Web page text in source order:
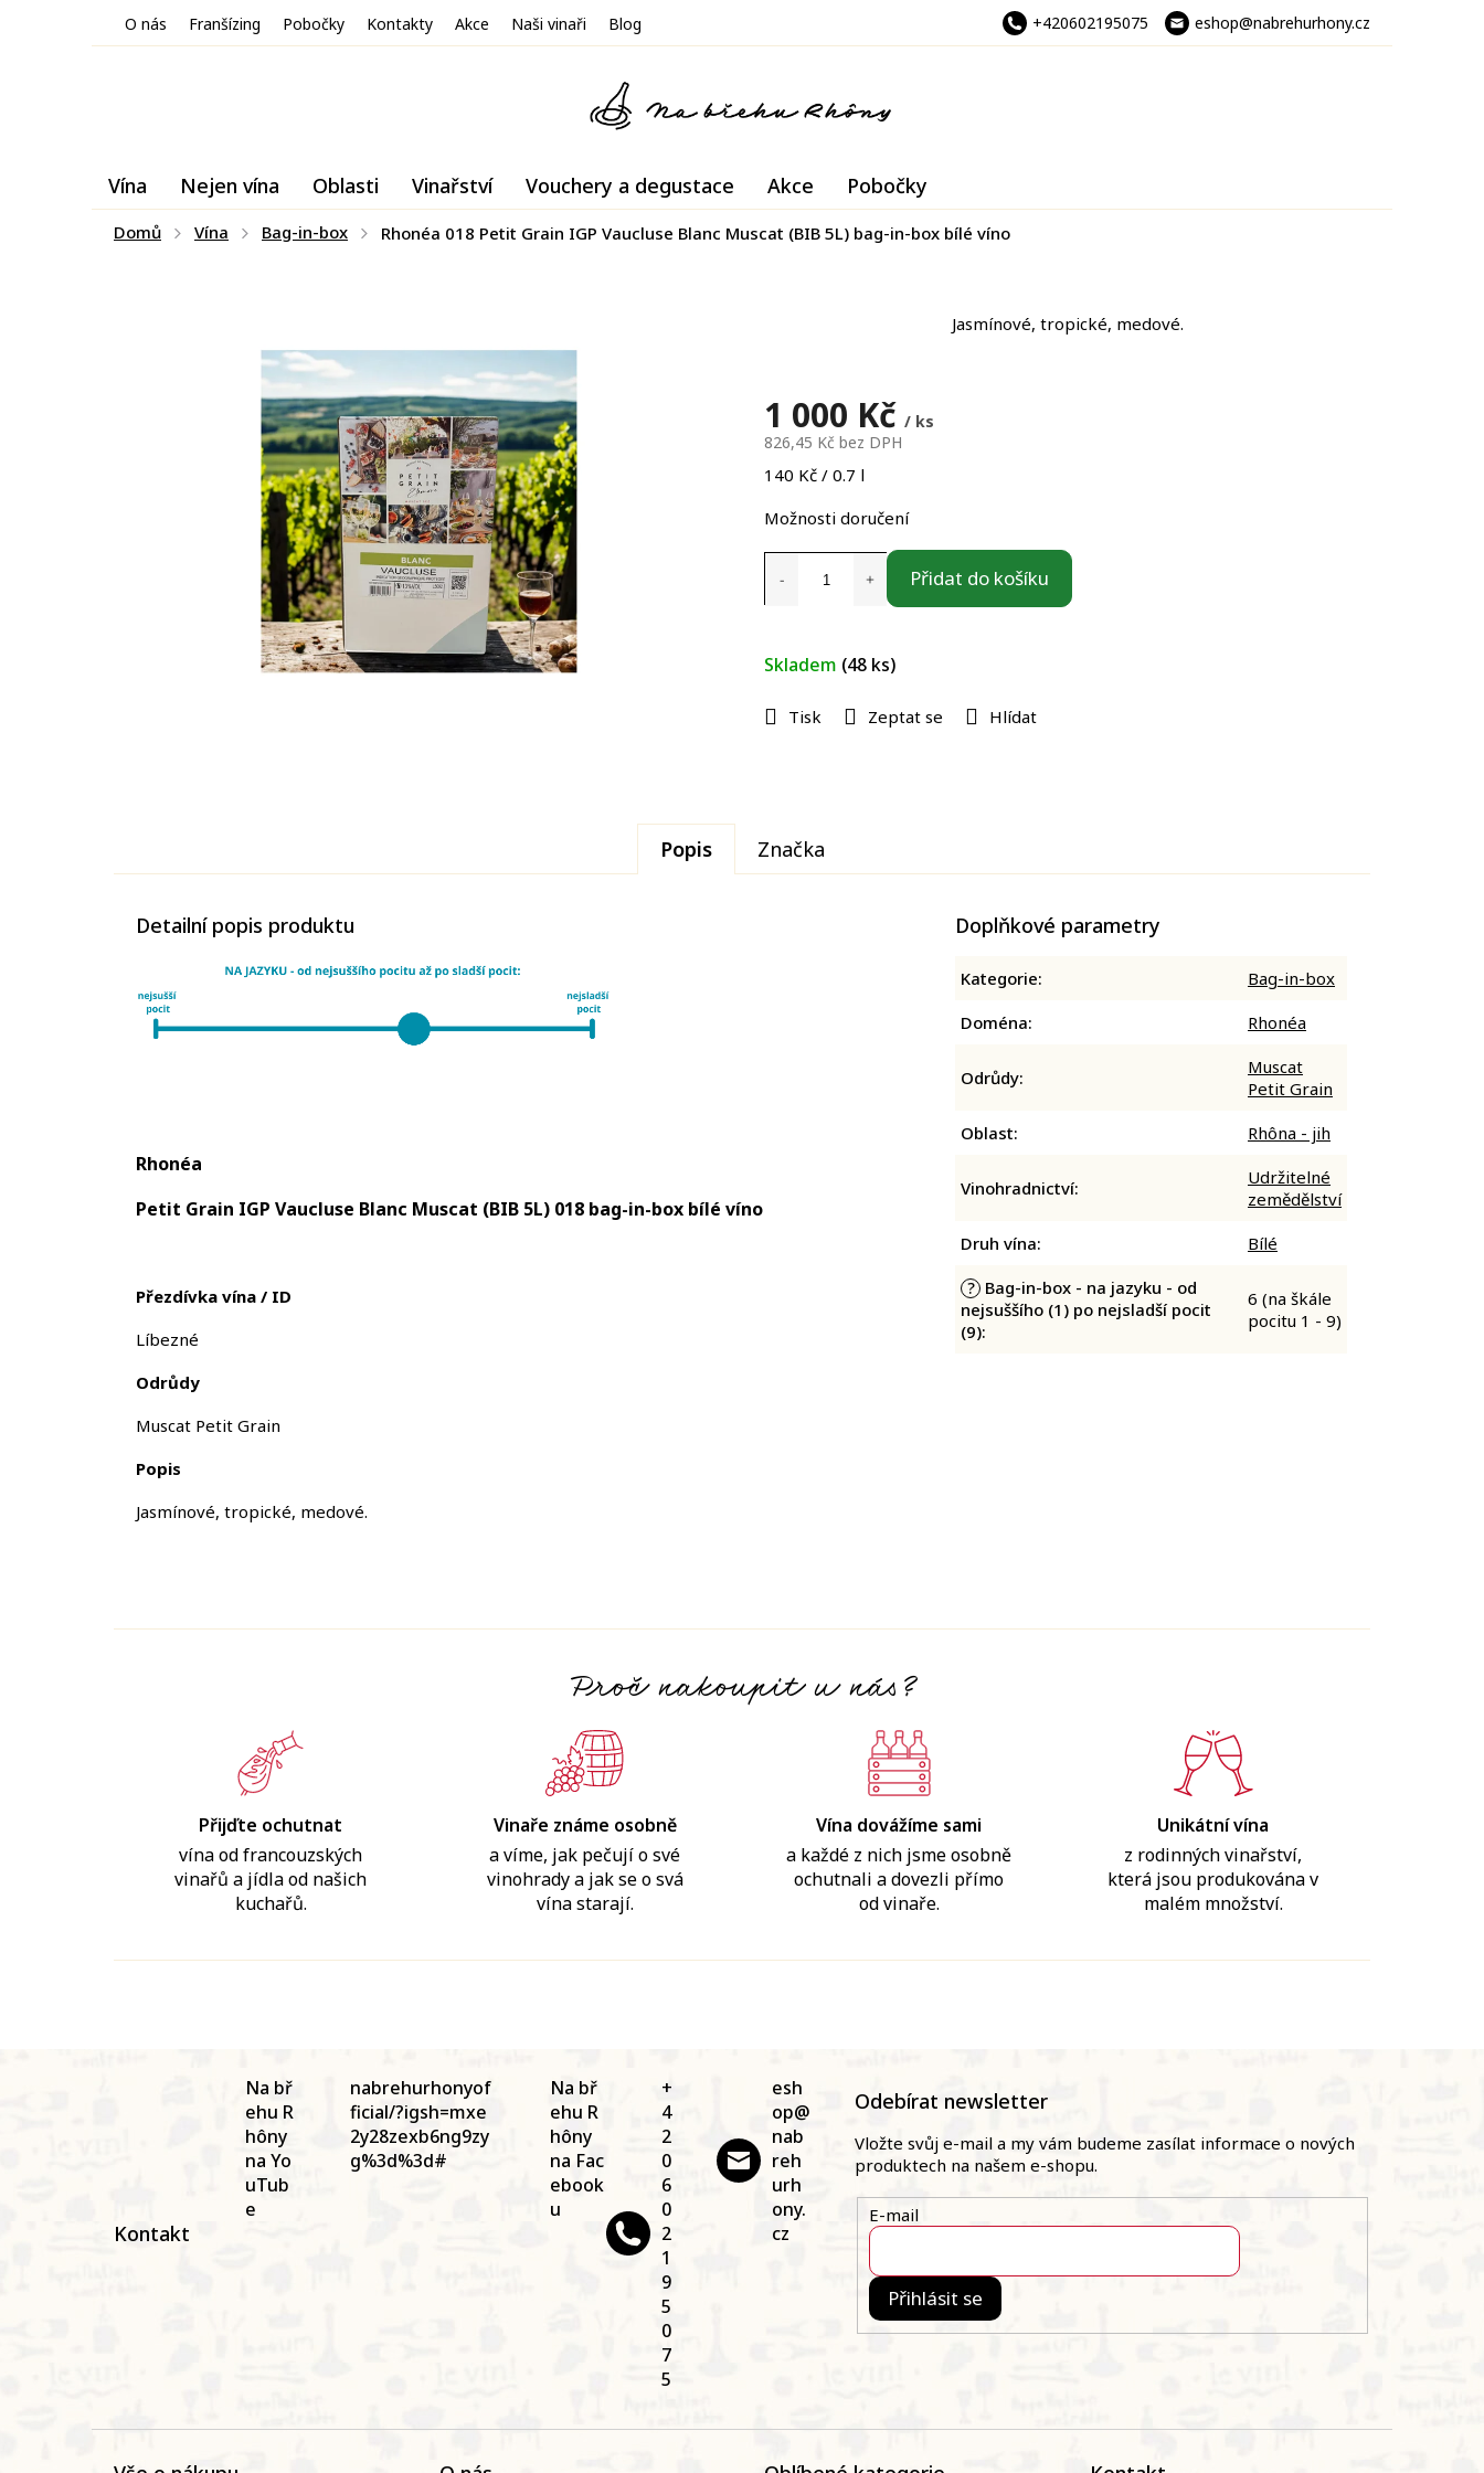
+420602195075 eshop@nabrehurhony.cz
O nás Franšízing Pobočky Kontakty Akce Naši vinaři Blog
Vína Nejen vína Oblasti Vinařství Vouchery a degustace Akce Pobočky
Domů Vína Bag-in-box Rhonéa 018 Petit Grain IGP Vaucluse Blanc Muscat (BIB 5L) bag-in-box bílé víno
1 000 Kč / ks
826,45 Kč bez DPH
Měrná
140 Kč / 0.7 l
Skladem (48 ks)
Možnosti doručení
Přidat do košíku
Jasmínové, tropické, medové.
Tisk Zeptat se Hlídat
Proč nakoupit u nás?
Přijďte ochutnat
vína od francouzských
vinařů a jídla od našich
kuchařů.
Vinaře známe osobně
a víme, jak pečují o své
vinohrady a jak se o svá
vína starají.
Vína dovážíme sami
a každé z nich jsme osobně
ochutnali a dovezli přímo
od vinaře.
Unikátní vína
z rodinných vinařství,
která jsou produkována v
malém množství.
Popis Značka
Detailní popis produktu
Rhonéa
Petit Grain IGP Vaucluse Blanc Muscat (BIB 5L) 018 bag-in-box bílé víno
Přezdívka vína / ID
Líbezné
Odrůdy
Muscat Petit Grain
Popis
Jasmínové, tropické, medové.
Doplňkové parametry
Kategorie:
Bag-in-box
Doména: Rhonéa
Odrůdy:
Muscat
Petit Grain
Oblast: Rhôna - jih
Vinohradnictví:
Udržitelné
zemědělství
Druh vína: Bílé
? Bag-in-box - na jazyku - od
nejsuššího (1) po nejsladší pocit
(9):
6 (na škále
pocitu 1 - 9)
Kontakt
esh
op@
nab
reh
urh
ony.
cz
+
4
2
0
6
0
2
1
9
5
0
7
5
Na bř
ehu R
hôny
na Fac
ebook
u
nabrehurhonyof
ficial/?igsh=mxe
2y28zexb6ng9zy
g%3d%3d#
Na bř
ehu R
hôny
na Yo
uTub
e
Odebírat newsletter
Vložte svůj e-mail a my vám budeme zasílat informace o nových
produktech na našem e-shopu.
E-mail
Přihlásit se